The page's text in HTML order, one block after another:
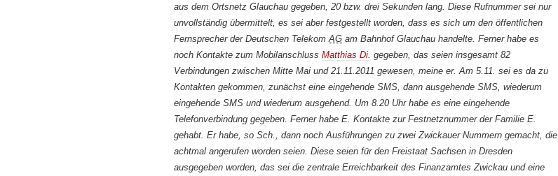
aus dem Ortsnetz Glauchau gegeben, 20 bzw. drei Sekunden lang. Diese Rufnummer sei nur
unvollständig übermittelt, es sei aber festgestellt worden, dass es sich um den öffentlichen
Fernsprecher der Deutschen Telekom AG am Bahnhof Glauchau handelte. Ferner habe es
noch Kontakte zum Mobilanschluss Matthias Di. gegeben, das seien insgesamt 82
Verbindungen zwischen Mitte Mai und 21.11.2011 gewesen, meine er. Am 5.11. sei es da zu
Kontakten gekommen, zunächst eine eingehende SMS, dann ausgehende SMS, wiederum
eingehende SMS und wiederum ausgehend. Um 8.20 Uhr habe es eine eingehende
Telefonverbindung gegeben. Ferner habe E. Kontakte zur Festnetznummer der Familie E.
gehabt. Er habe, so Sch., dann noch Ausführungen zu zwei Zwickauer Nummern gemacht, die
achtmal angerufen worden seien. Diese seien für den Freistaat Sachsen in Dresden
ausgegeben worden, das sei die zentrale Erreichbarkeit des Finanzamtes Zwickau und eine